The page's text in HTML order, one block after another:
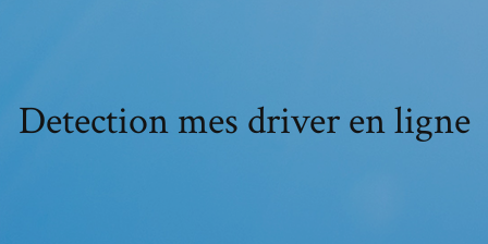
Detection mes driver en ligne